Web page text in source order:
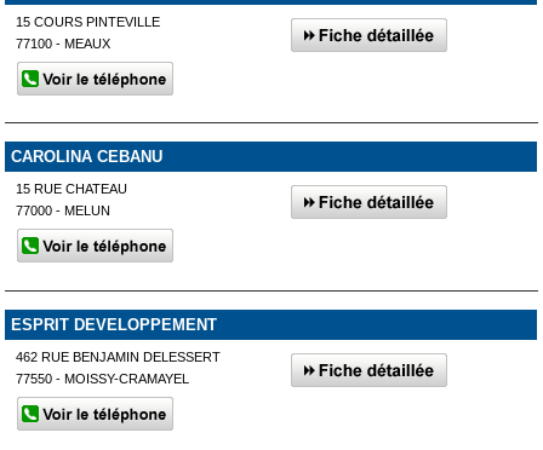
15 COURS PINTEVILLE
77100 - MEAUX
CAROLINA CEBANU
15 RUE CHATEAU
77000 - MELUN
ESPRIT DEVELOPPEMENT
462 RUE BENJAMIN DELESSERT
77550 - MOISSY-CRAMAYEL